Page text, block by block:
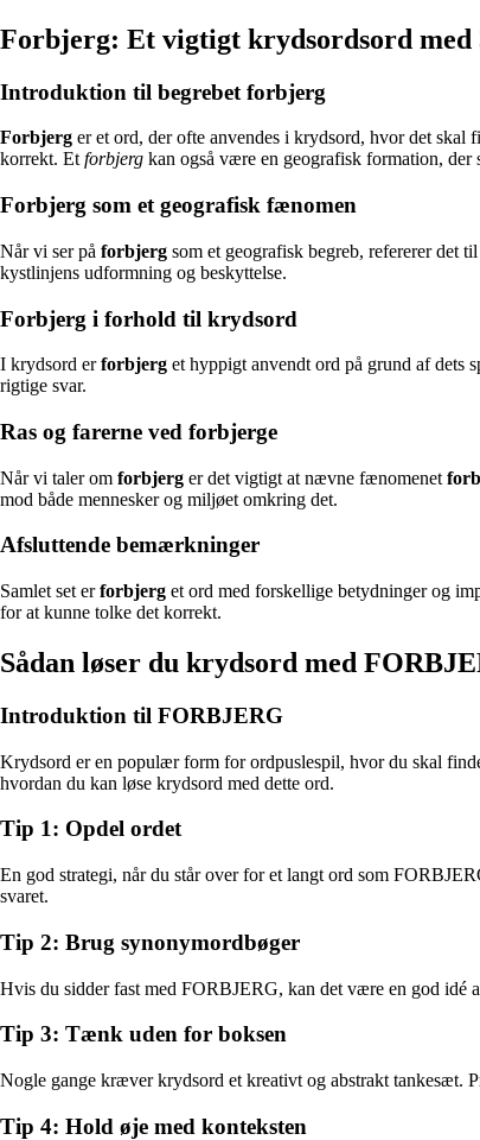
Forbjerg: Et vigtigt krydsordsord med
Introduktion til begrebet forbjerg
Forbjerg er et ord, der ofte anvendes i krydsord, hvor det skal
korrekt. Etforbjerg kan også være en geografisk formation,
Forbjerg som et geografisk fænomen
Når vi ser på forbjerg som et geografisk begreb, refererer det
kystlinjens udformning og beskyttelse.
Forbjerg i forhold til krydsord
I krydsord erforbjerg et hyppigt anvendt ord på grund af dets
rigtige svar.
Ras og farerne ved forbjerge
Når vi taler om forbjerg er det vigtigt at nævne fænomenet
mod både mennesker og miljøet omkring det.
Afsluttende bemærkninger
Samlet set erforbjerg et ord med forskellige betydninger og
for at kunne tolke det korrekt.
Sådan løser du krydsord med
Introduktion til FORBJERG
Krydsord er en populær form for ordpuslespil, hvor du skal
hvordan du kan løse krydsord med dette ord.
Tip 1: Opdel ordet
En god strategi, når du står over for et langt ord som
svaret.
Tip 2: Brug synonymordbøger
Hvis du sidder fast med FORBJERG, kan det være en god idé
Tip 3: Tænk uden for boksen
Nogle gange kræver krydsord et kreativt og abstrakt tankesæt.
Tip 4: Hold øje med konteksten